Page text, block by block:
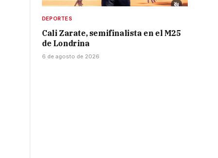
DEPORTES
Cali Zarate, semifinalista en el M25
de Londrina
6 de agosto de 2026